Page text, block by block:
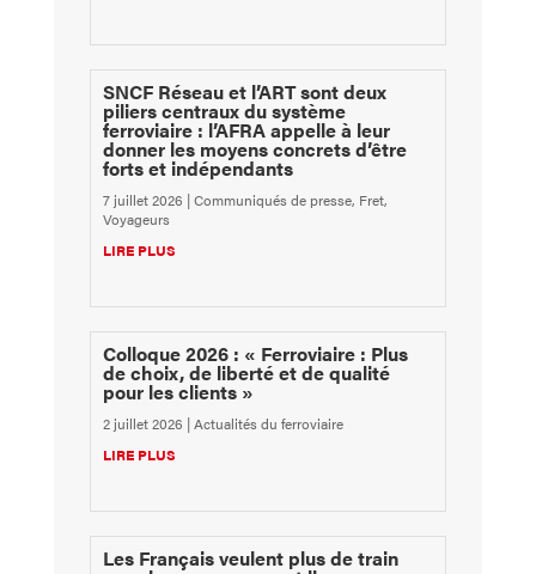
SNCF Réseau et l’ART sont deux
piliers centraux du système
ferroviaire : l’AFRA appelle à leur
donner les moyens concrets d’être
forts et indépendants
7 juillet 2026 |Communiqués de presse, Fret,
Voyageurs
LIRE PLUS
Colloque 2026 : « Ferroviaire : Plus
de choix, de liberté et de qualité
pour les clients »
2 juillet 2026 |Actualités du ferroviaire
LIRE PLUS
Les Français veulent plus de train